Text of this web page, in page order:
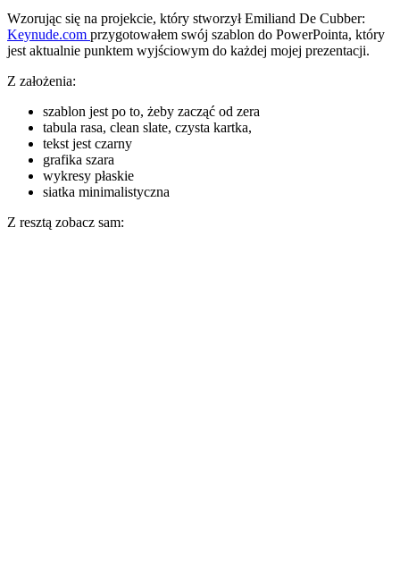
Wzorując się na projekcie, który stworzył Emiliand De Cubber:
Keynude.com przygotowałem swój szablon do PowerPointa, który
jest aktualnie punktem wyjściowym do każdej mojej prezentacji.
Z założenia:
szablon jest po to, żeby zacząć od zera
tabula rasa, clean slate, czysta kartka,
tekst jest czarny
grafika szara
wykresy płaskie
siatka minimalistyczna
Z resztą zobacz sam: